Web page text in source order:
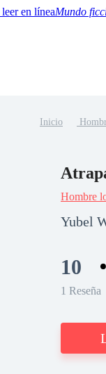
Mundo
Inicio
Hombre
Yubel
10
1 Reseña